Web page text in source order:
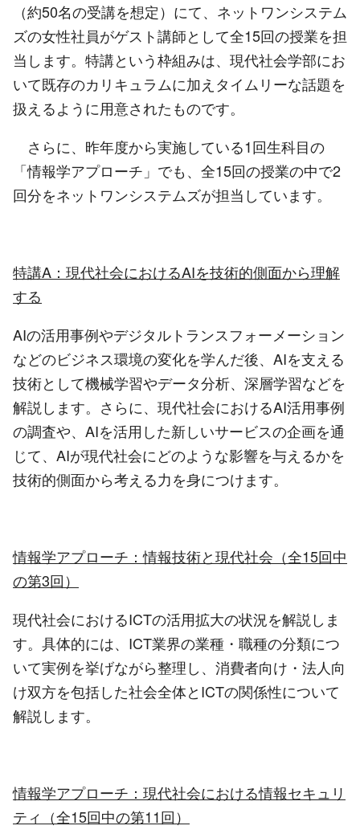
（約50名の受講を想定）にて、ネットワンシステム
ズの女性社員がゲスト講師として全15回の授業を担
当します。特講という枠組みは、現代社会学部にお
いて既存のカリキュラムに加えタイムリーな話題を
扱えるように用意されたものです。
さらに、昨年度から実施している1回生科目の
「情報学アプローチ」でも、全15回の授業の中で2
回分をネットワンシステムズが担当しています。
特講A ：現代社会におけるAIを技術的側面から理解
する
AIの活用事例やデジタルトランスフォーメーション
などのビジネス環境の変化を学んだ後、AIを支える
技術として機械学習やデータ分析、深層学習などを
解説します。さらに、現代社会におけるAI活用事例
の調査や、AIを活用した新しいサービスの企画を通
じて、AIが現代社会にどのような影響を与えるかを
技術的側面から考える力を身につけます。
情報学アプローチ：情報技術と現代社会（全15回中
の第3回）
現代社会におけるICTの活用拡大の状況を解説しま
す。具体的には、ICT業界の業種・職種の分類につ
いて実例を挙げながら整理し、消費者向け・法人向
け双方を包括した社会全体とICTの関係性について
解説します。
情報学アプローチ：現代社会における情報セキュリ
ティ（全15回中の第11回）